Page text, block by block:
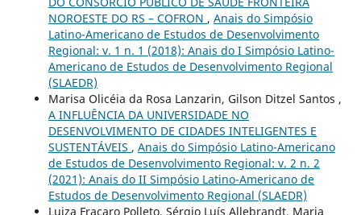
NOROESTE DO RS – COFRON , Anais do Simpósio
Latino-Americano de Estudos de Desenvolvimento
Regional: v. 1 n. 1 (2018): Anais do I Simpósio Latino-
Americano de Estudos de Desenvolvimento Regional
(SLAEDR)
Marisa Olicéia da Rosa Lanzarin, Gilson Ditzel Santos ,
A INFLUÊNCIA DA UNIVERSIDADE NO
DESENVOLVIMENTO DE CIDADES INTELIGENTES E
SUSTENTÁVEIS , Anais do Simpósio Latino-Americano
de Estudos de Desenvolvimento Regional: v. 2 n. 2
(2021): Anais do II Simpósio Latino-Americano de
Estudos de Desenvolvimento Regional (SLAEDR)
Luiza Fracaro Polleto, Sérgio Luís Allebrandt, Maria